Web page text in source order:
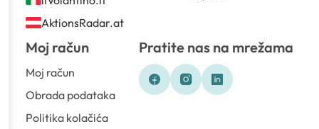
AktionsRadar.at
Moj račun
Moj račun
Obrada podataka
Politika kolačića
Pratite nas na mrežama